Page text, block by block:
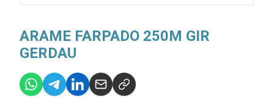
ARAME FARPADO 250M GIR
GERDAU